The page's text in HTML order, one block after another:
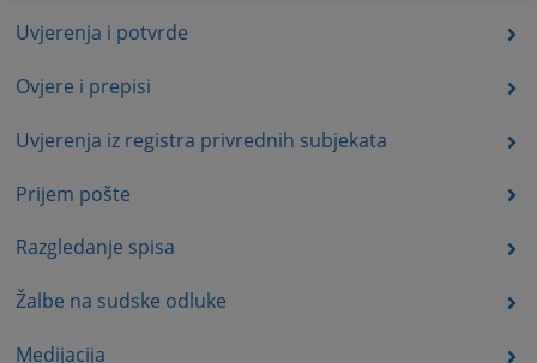
Uvjerenja i potvrde
Ovjere i prepisi
Uvjerenja iz registra privrednih subjekata
Prijem pošte
Razgledanje spisa
Žalbe na sudske odluke
Medijacija